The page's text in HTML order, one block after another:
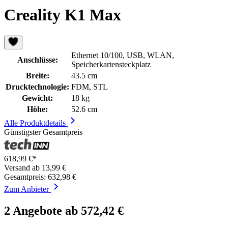
Creality K1 Max
Anschlüsse:
Ethernet 10/100, USB, WLAN,
Speicherkartensteckplatz
Breite:
43.5 cm
Drucktechnologie: FDM, STL
Gewicht:
18 kg
Höhe:
52.6 cm
Alle Produktdetails
Günstigster Gesamtpreis
618,99 €*
Versand ab 13,99 €
Gesamtpreis: 632,98 €
Zum Anbieter
2 Angebote ab 572,42 €